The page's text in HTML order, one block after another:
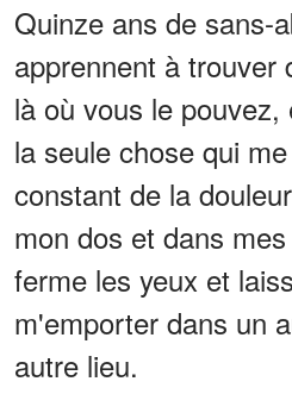
Quinze ans de sans-
apprennent à trouver
là où vous le
la seule chose qui
constant de la
mon dos et dans
ferme les yeux et
m'emporter dans un
autre lieu.